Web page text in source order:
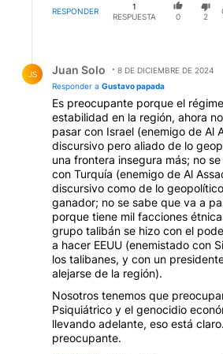
RESPONDER
1
RESPUESTA
0 2
JS Juan Solo
8 DE DICIEMBRE DE 2024
Responder a Gustavo papada
Es preocupante porque el
estabilidad en la región, ahora
pasar con Israel (enemigo de Al
discursivo pero aliado de lo
una frontera insegura más; no
con Turquía (enemigo de Al
discursivo como de lo
ganador; no se sabe que va a
porque tiene mil facciones
grupo talibán se hizo con el
a hacer EEUU (enemistado con
los talibanes, y con un
alejarse de la región).
Nosotros tenemos que
Psiquiátrico y el genocidio
llevando adelante, eso está
preocupante.